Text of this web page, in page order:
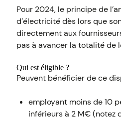
Pour 2024, le principe de
d’électricité dès lors que
directement aux
pas à avancer la totalité de
Qui est éligible ?
Peuvent bénéficier de ce
employant moins de 10
inférieurs à 2 M€ (notez